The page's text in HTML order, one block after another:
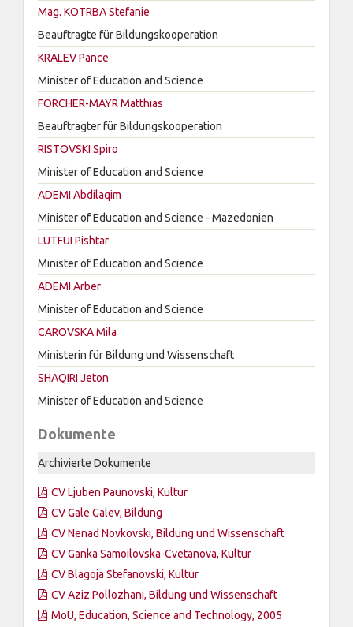
Mag. KOTRBA Stefanie
Beauftragte für Bildungskooperation
KRALEV Pance
Minister of Education and Science
FORCHER-MAYR Matthias
Beauftragter für Bildungskooperation
RISTOVSKI Spiro
Minister of Education and Science
ADEMI Abdilaqim
Minister of Education and Science - Mazedonien
LUTFUI Pishtar
Minister of Education and Science
ADEMI Arber
Minister of Education and Science
CAROVSKA Mila
Ministerin für Bildung und Wissenschaft
SHAQIRI Jeton
Minister of Education and Science
Dokumente
Archivierte Dokumente
CV Ljuben Paunovski, Kultur
CV Gale Galev, Bildung
CV Nenad Novkovski, Bildung und Wissenschaft
CV Ganka Samoilovska-Cvetanova, Kultur
CV Blagoja Stefanovski, Kultur
CV Aziz Pollozhani, Bildung und Wissenschaft
MoU, Education, Science and Technology, 2005